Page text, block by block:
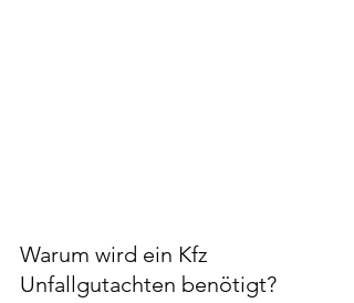
Warum wird ein Kfz
Unfallgutachten benötigt?